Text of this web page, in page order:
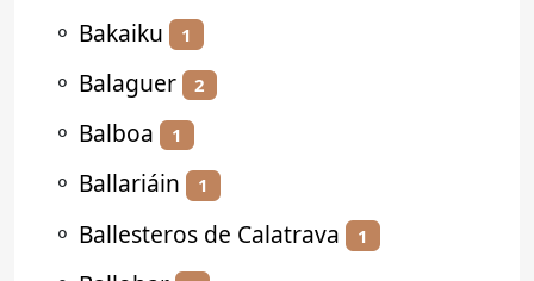
⚬ Bakaiku 1
⚬ Balaguer 2
⚬ Balboa 1
⚬ Ballariáin 1
⚬ Ballesteros de Calatrava 1